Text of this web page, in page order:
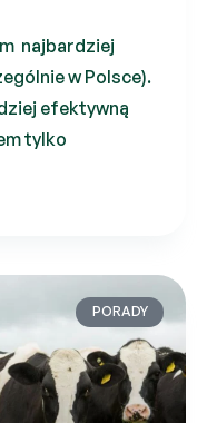
najbardziej
w Polsce).
efektywną
tylko
PORADY